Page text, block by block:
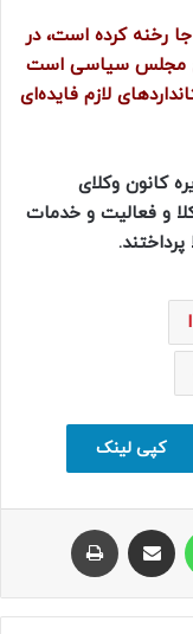
رخنه کرده است، در
مجلس سیاسی است
لازم فایده‌ای
کانون وکلای
و فعالیت و خدمات
کپی لینک
واتس آپ اشتراک با ایمیل